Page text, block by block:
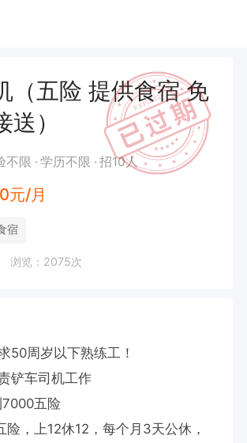
（五险 提供食宿 免
）
不限 学历不限 招10人
元/月
宿
浏览：2075次
50周岁以下熟练工！
铲车司机工作
五险
险，上12休12，每个月3天公休，